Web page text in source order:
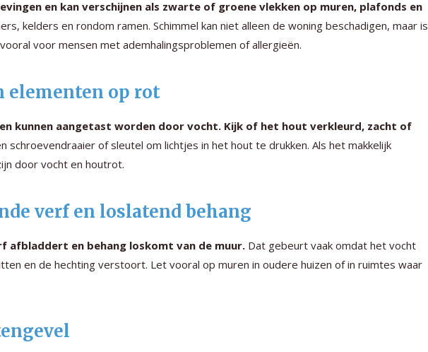
en kan verschijnen als zwarte of groene vlekken op muren, plafonds en
kelders en rondom ramen. Schimmel kan niet alleen de woning beschadigen, maar is
voor mensen met ademhalingsproblemen of allergieën.
elementen op rot
kunnen aangetast worden door vocht. Kijk of het hout verkleurd, zacht of
schroevendraaier of sleutel om lichtjes in het hout te drukken. Als het makkelijk
door vocht en houtrot.
verf en loslatend behang
afbladdert en behang loskomt van de muur. Dat gebeurt vaak omdat het vocht
en de hechting verstoort. Let vooral op muren in oudere huizen of in ruimtes waar